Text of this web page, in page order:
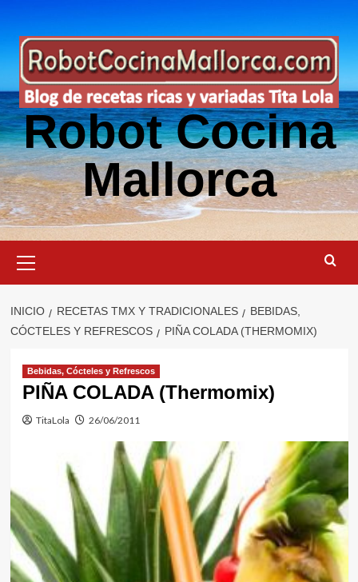
contenido
Robot Cocina
Mallorca
primario
INICIO RECETAS TMX Y TRADICIONALES
BEBIDAS,
CÓCTELES Y REFRESCOS
PIÑA COLADA (THERMOMIX)
Bebidas, Cócteles y Refrescos
PIÑA COLADA (Thermomix)
TitaLola 26/06/2011